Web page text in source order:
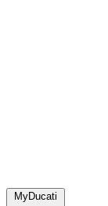
MyDucati